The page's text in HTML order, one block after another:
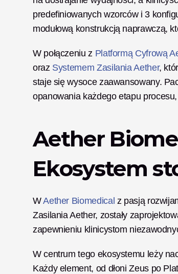
predefiniowanych wzorców i 3
modułową konstrukcją naprawczą,
W połączeniu z Platformą Cyfrową
oraz Systemem Zasilania Aether,
staje się wysoce zaawansowany.
opanowania każdego etapu
Aether
Ekosystem
W Aether Biomedical z pasją
Zasilania Aether, zostały
zapewnieniu klinicystom
W centrum tego ekosystemu leży
Każdy element, od dłoni Zeus po